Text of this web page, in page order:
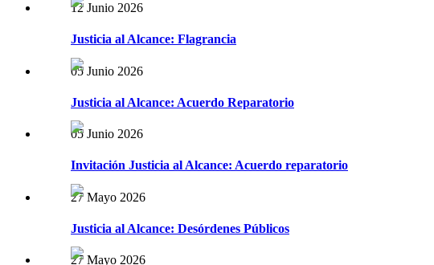
12 Junio 2026
Justicia al Alcance: Flagrancia
05 Junio 2026
Justicia al Alcance: Acuerdo Reparatorio
05 Junio 2026
Invitación Justicia al Alcance: Acuerdo reparatorio
27 Mayo 2026
Justicia al Alcance: Desórdenes Públicos
27 Mayo 2026